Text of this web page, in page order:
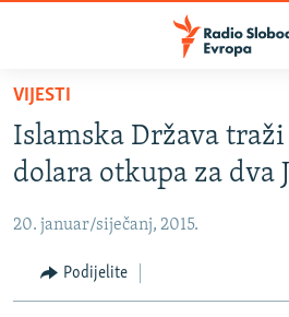
Pređite
glavni
sadržaj
na
navigaciju
Pređite
VIJESTI
BOSNA I HERCEGOVINA
KOSOVO
CRNA GORA
VIJESTI
Islamska Država
dolara otkupa za dva
20. januar/siječanj, 2015.
Podijelite